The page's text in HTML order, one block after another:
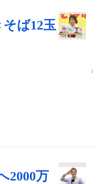
ば12玉
2000万